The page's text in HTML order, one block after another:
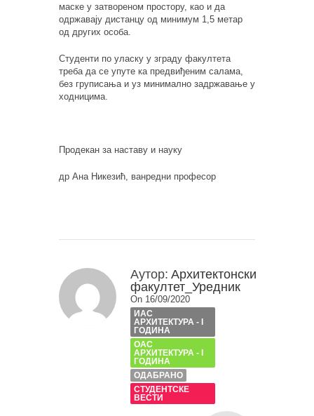
маске у затвореном простору, као и да
одржавају дистанцу од минимум 1,5 метар
од других особа.
Студенти по уласку у зграду факултета
треба да се упуте ка предвиђеним салама,
без груписања и уз минимално задржавање у
ходницима.
Продекан за наставу и науку
др Ана Никезић, ванредни професор
Аутор: Архитектонски
факултет_Уредник
On 16/09/2020
ИАС
АРХИТЕКТУРА - I
ГОДИНА
ОАС
АРХИТЕКТУРА - I
ГОДИНА
ОДАБРАНО
СТУДЕНТСКЕ
ВЕСТИ